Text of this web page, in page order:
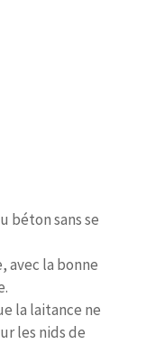
béton sans se
avec la bonne
la laitance ne
les nids de